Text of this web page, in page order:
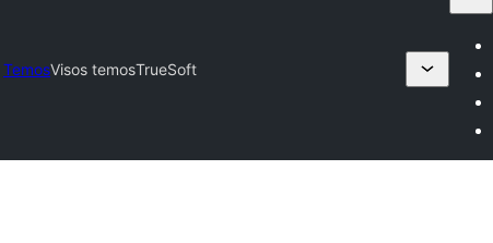
TemosVisos temosTrueSoft